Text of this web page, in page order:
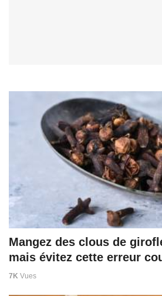
Mangez des clous de
mais évitez cette erreur
7K Vues